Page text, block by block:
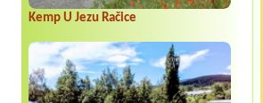
Kemp U Jezu Račice